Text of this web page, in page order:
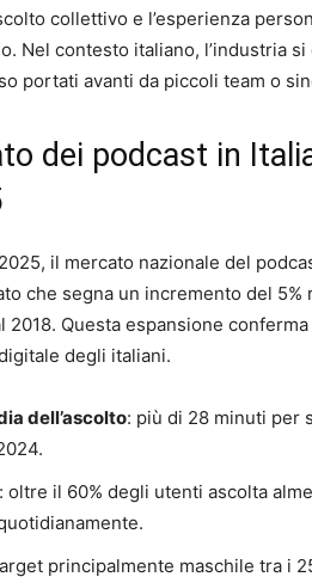
collettivo e l’esperienza
Nel contesto italiano, l’industria
portati avanti da piccoli team o
dei podcast in
il mercato nazionale del
che segna un incremento del
2018. Questa espansione
degli italiani.
dell’ascolto: più di 28 minuti per
: oltre il 60% degli utenti ascolta
principalmente maschile tra i